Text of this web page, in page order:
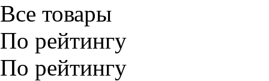
Все товары
По рейтингу
По рейтингу